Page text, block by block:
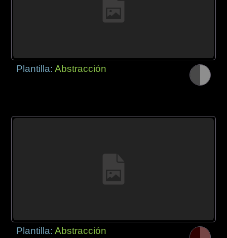
Plantilla:Abstracción
Plantilla:Abstracción